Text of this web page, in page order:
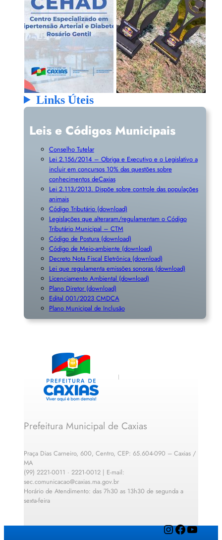
Links Úteis
Leis e Códigos Municipais
Conselho Tutelar
Lei 2.156/2014 – Obriga e Executivo e o Legislativo a
incluir em concursos 10% das questões sobre
conhecimentos deCaxias
Lei 2.113/2013. Dispõe sobre controle das populações
animais
Código Tributário (download)
Legislações que alteraram/regulamentam o Código
Tributário Municipal – CTM
Código de Postura (download)
Código de Meio-ambiente (download)
Decreto Nota Fiscal Eletrônica (download)
Lei que regulamenta emissões sonoras (download)
Licenciamento Ambiental (download)
Plano Diretor (download)
Edital 001/2023 CMDCA
Plano Municipal de Inclusão
Prefeitura Municipal de Caxias
Praça Dias Carneiro, 600, Centro, CEP: 65.604-090 – Caxias /
MA
(99) 2221-0011 · 2221-0012 | E-mail:
sec.comunicacao@caxias.ma.gov.br
Horário de Atendimento: das 7h30 as 13h30 de segunda a
sexta-feira
InstagramFacebook YouTube